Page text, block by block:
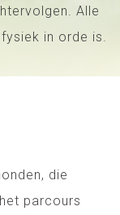
Alle
in orde is.
die
parcours